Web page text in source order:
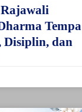
Rajawali
Tempa
Disiplin, dan